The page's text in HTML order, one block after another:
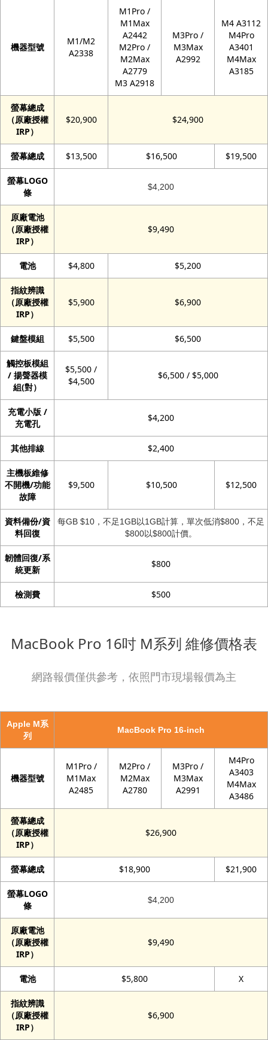
機器型號
M1/M2
A2338
M1Pro /
M1Max
A2442
M2Pro /
M2Max
A2779
M3 A2918
M3Pro /
M3Max
A2992
M4 A3112
M4Pro
A3401
M4Max
A3185
螢幕總成
（原廠授權
IRP）
$20,900 $24,900
螢幕總成 $13,500 $16,500 $19,500
螢幕LOGO
條
$4,200
原廠電池
（原廠授權
IRP）
$9,490
電池 $4,800 $5,200
指紋辨識
（原廠授權
IRP）
$5,900 $6,900
鍵盤模組 $5,500 $6,500
觸控板模組
/ 揚聲器模
組(對）
$5,500 /
$4,500
$6,500 / $5,000
充電小版 /
充電孔
$4,200
其他排線 $2,400
主機板維修
不開機/功能
故障
$9,500 $10,500 $12,500
資料備份/資
料回復
每GB $10，不足1GB以1GB計算，單次低消$800，不足
$800以$800計價。
韌體回復/系
統更新
$800
檢測費 $500
MacBook Pro 16吋 M系列 維修價格表
網路報價僅供參考，依照門市現場報價為主
Apple M系
列
MacBook Pro 16-inch
機器型號
M1Pro /
M1Max
A2485
M2Pro /
M2Max
A2780
M3Pro /
M3Max
A2991
M4Pro
A3403
M4Max
A3486
螢幕總成
（原廠授權
IRP）
$26,900
螢幕總成 $18,900 $21,900
螢幕LOGO
條
$4,200
原廠電池
（原廠授權
IRP）
$9,490
電池 $5,800 X
指紋辨識
（原廠授權
IRP）
$6,900